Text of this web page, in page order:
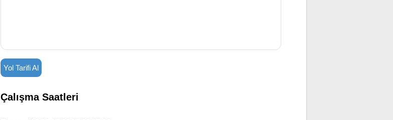
Yol Tarifi Al
Çalışma Saatleri